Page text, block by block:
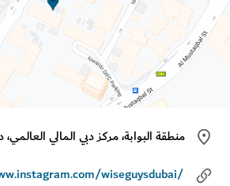
منطقة البوابة، مركز دبي المالي العالمي، دبي
www.instagram.com/wiseguysdubai/